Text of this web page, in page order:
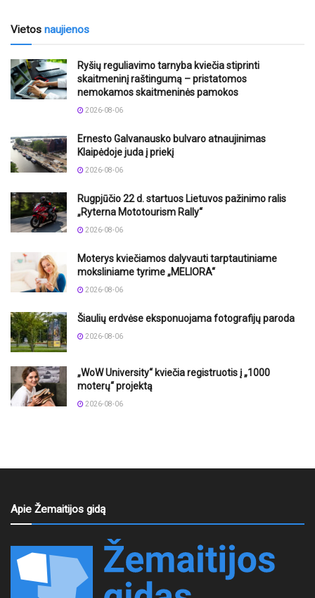
Vietos naujienos
Ryšių reguliavimo tarnyba kviečia stiprinti
skaitmeninį raštingumą – pristatomos
nemokamos skaitmeninės pamokos
2026-08-06
Ernesto Galvanausko bulvaro atnaujinimas
Klaipėdoje juda į priekį
2026-08-06
Rugpjūčio 22 d. startuos Lietuvos pažinimo ralis
„Ryterna Mototourism Rally“
2026-08-06
Moterys kviečiamos dalyvauti tarptautiniame
moksliniame tyrime „MELIORA“
2026-08-06
Šiaulių erdvėse eksponuojama fotografijų paroda
2026-08-06
„WoW University“ kviečia registruotis į „1000
moterų“ projektą
2026-08-06
Apie Žemaitijos gidą